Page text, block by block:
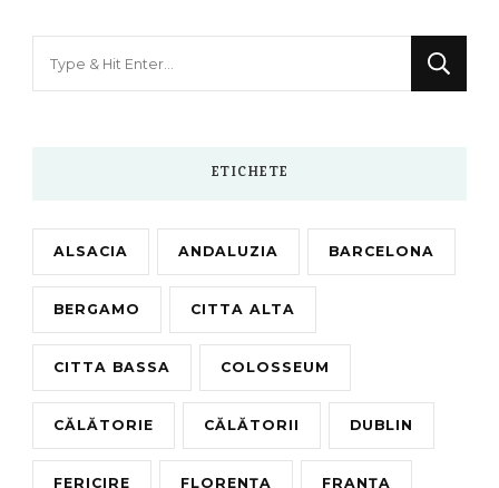
ETICHETE
ALSACIA ANDALUZIA BARCELONA
BERGAMO CITTA ALTA
CITTA BASSA COLOSSEUM
CĂLĂTORIE CĂLĂTORII DUBLIN
FERICIRE FLORENȚA FRANȚA